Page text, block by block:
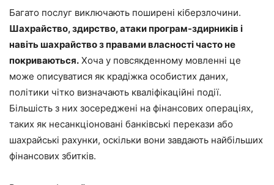
Багато послуг виключають поширені кіберзлочини.
Шахрайство, здирство, атаки програм-здирників і
навіть шахрайство з правами власності часто не
покриваються. Хоча у повсякденному мовленні це
може описуватися як крадіжка особистих даних,
політики чітко визначають кваліфікаційні події.
Більшість з них зосереджені на фінансових операціях,
таких як несанкціоновані банківські перекази або
шахрайські рахунки, оскільки вони завдають найбільших
фінансових збитків.